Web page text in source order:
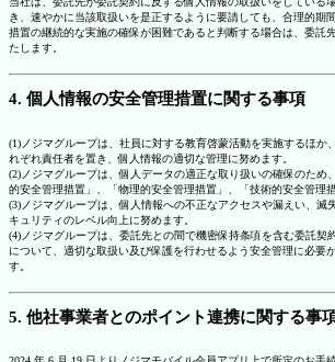
き、速やかに当該取扱いを是正するように要請しても、合理的期
措置の継続的な実施の確保が困難であると判断する場合は、委託
たします。
4. 個人情報の安全管理措置に関する事項
(1)ノジマグループは、社員に対する教育啓蒙活動を実施するほか
れぞれ責任者を置き、個人情報の適切な管理に努めます。
(2)ノジマグループは、個人データの適正な取り扱いの確保のため
的安全管理措置」、「物理的安全管理措置」、「技術的安全管理
(3)ノジマグループは、個人情報への不正なアクセスや漏えい、滅
キュリティのレベル向上に努めます。
(4)ノジマグループは、委託先との間で機密保持条項を含む委託契
について、適切な取扱い及び保護を行わせるよう安全管理に必要
す。
5. 他社事業者とのポイント連携に関する事